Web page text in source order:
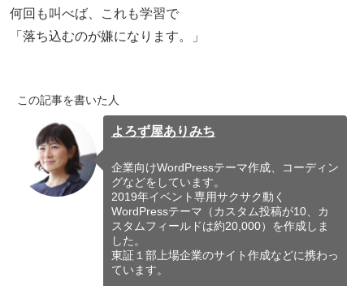
何回も叫べば、これも学習で
「落ち込むのが嫌になります。」
この記事を書いた人
よろず屋ありみち
企業向けWordPressテーマ作成、コーディン
グなどをしています。
2019年イベント専用サクサク動く
WordPressテーマ（カスタム投稿が10、カ
スタムフィールドは約20,000）を作成しま
した。
東証１部上場企業のサイト作成などに携わっ
ています。